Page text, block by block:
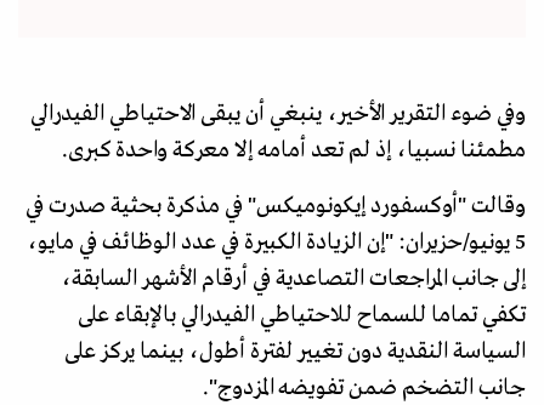
وفي ضوء التقرير الأخير، ينبغي أن يبقى الاحتياطي الفيدرالي
مطمئنا نسبيا، إذ لم تعد أمامه إلا معركة واحدة كبرى.
وقالت "أوكسفورد إيكونوميكس" في مذكرة بحثية صدرت في
5 يونيو/حزيران: "إن الزيادة الكبيرة في عدد الوظائف في مايو،
إلى جانب المراجعات التصاعدية في أرقام الأشهر السابقة،
تكفي تماما للسماح للاحتياطي الفيدرالي بالإبقاء على
السياسة النقدية دون تغيير لفترة أطول، بينما يركز على
جانب التضخم ضمن تفويضه المزدوج".